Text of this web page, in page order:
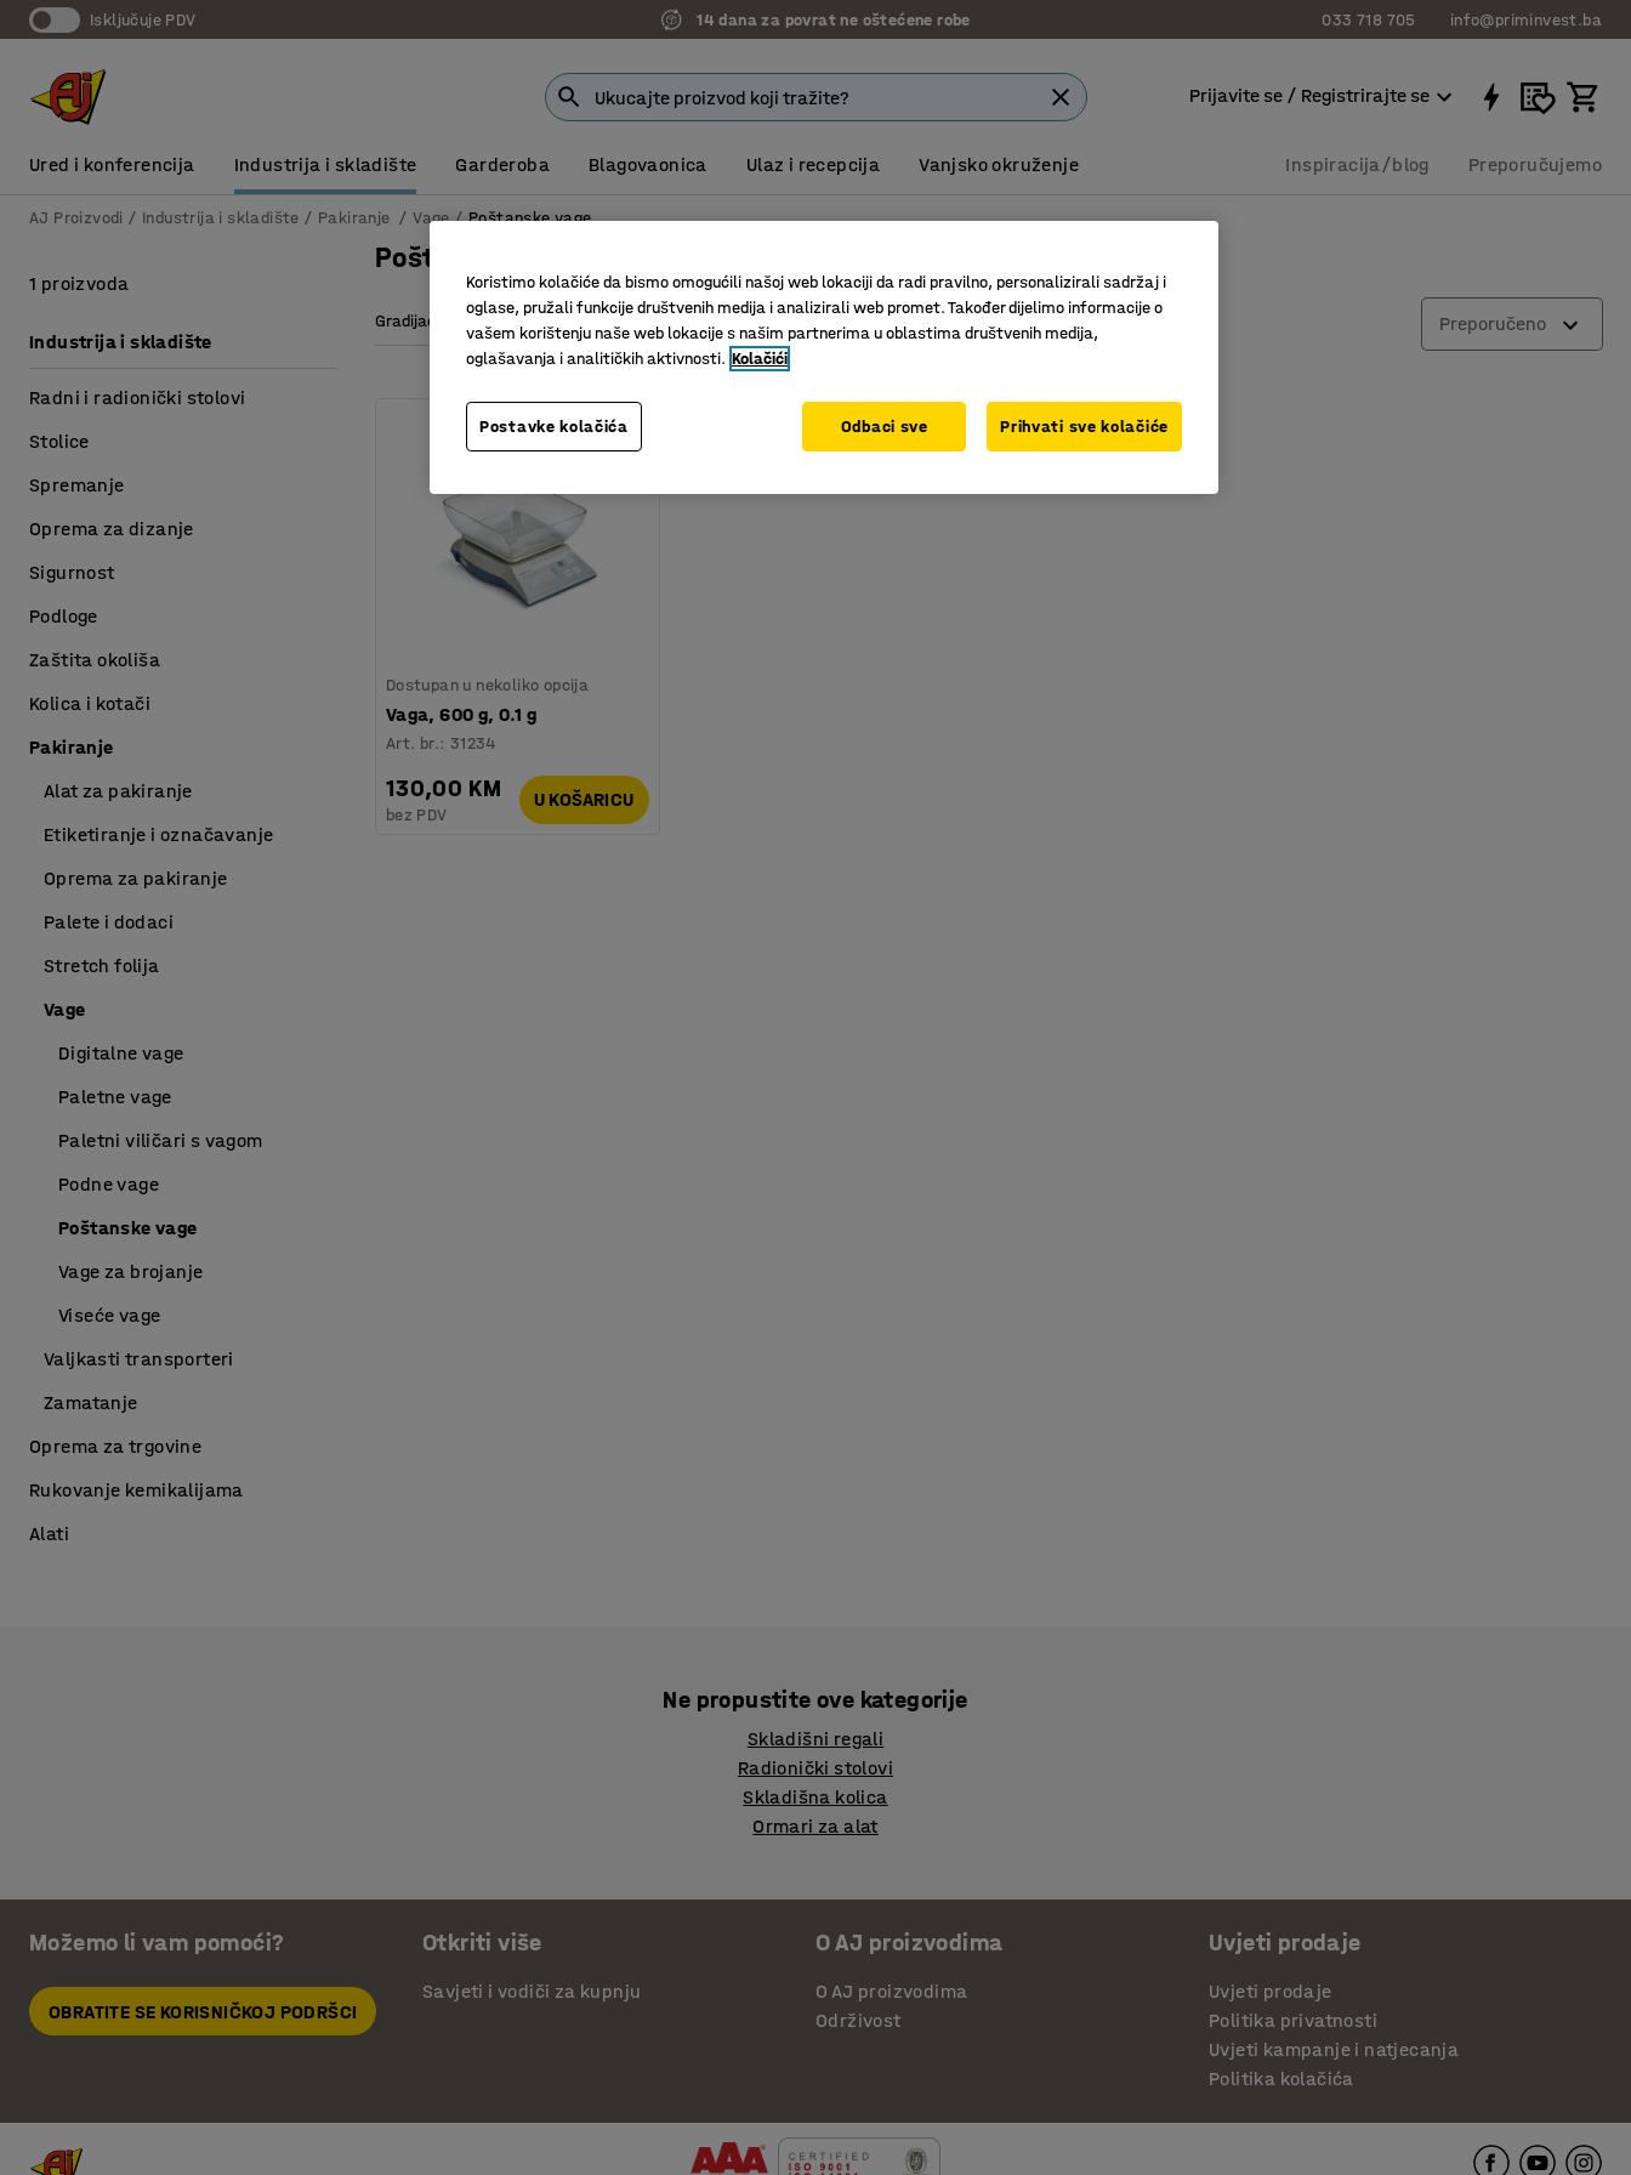
Isključuje PDV 14 dana za povrat ne oštećene robe 033 718 705 info@priminvest.ba
Prijavite se / Registrirajte se
Ured i konferencija Industrija i skladište Garderoba Blagovaonica Ulaz i recepcija Vanjsko okruženje Inspiracija/blog Preporučujemo
AJ Proizvodi Industrija i skladište Pakiranje Vage Poštanske vage
Poštanske vage
Gradijacija Kapacitet vage Preporučeno
Dostupan u nekoliko opcija
Vaga, 600 g, 0.1 g
Art. br.: 31234
130,00 KM
bez PDV
U KOŠARICU
1 proizvoda
Industrija i skladište
Radni i radionički stolovi
Stolice
Spremanje
Oprema za dizanje
Sigurnost
Podloge
Zaštita okoliša
Kolica i kotači
Pakiranje
Alat za pakiranje
Etiketiranje i označavanje
Oprema za pakiranje
Palete i dodaci
Stretch folija
Vage
Digitalne vage
Paletne vage
Paletni viličari s vagom
Podne vage
Poštanske vage
Vage za brojanje
Viseće vage
Valjkasti transporteri
Zamatanje
Oprema za trgovine
Rukovanje kemikalijama
Alati
Ne propustite ove kategorije
Skladišni regali
Radionički stolovi
Skladišna kolica
Ormari za alat
Možemo li vam pomoći?
OBRATITE SE KORISNIČKOJ PODRŠCI
Otkriti više
Savjeti i vodiči za kupnju
O AJ proizvodima
O AJ proizvodima
Održivost
Uvjeti prodaje
Uvjeti prodaje
Politika privatnosti
Uvjeti kampanje i natjecanja
Politika kolačića
Koristimo kolačiće da bismo omogućili našoj web lokaciji da radi pravilno, personalizirali sadržaj i
oglase, pružali funkcije društvenih medija i analizirali web promet. Također dijelimo informacije o
vašem korištenju naše web lokacije s našim partnerima u oblastima društvenih medija,
oglašavanja i analitičkih aktivnosti. Kolačići
Postavke kolačića Odbaci sve Prihvati sve kolačiće